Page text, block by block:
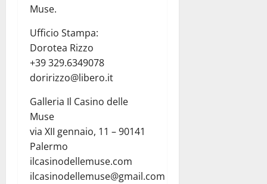
Muse.
Ufficio Stampa:
Dorotea Rizzo
+39 329.6349078
doririzzo@libero.it
Galleria Il Casino delle
Muse
via XII gennaio, 11 – 90141
Palermo
ilcasinodellemuse.com
ilcasinodellemuse@gmail.com